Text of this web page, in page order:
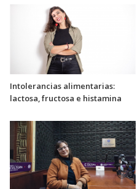
Intolerancias alimentarias:
lactosa, fructosa e histamina